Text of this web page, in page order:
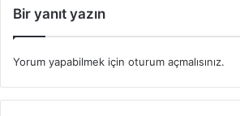
Bir yanıt yazın
Yorum yapabilmek için oturum açmalısınız.